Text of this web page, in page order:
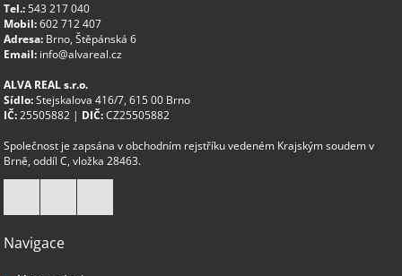
Tel.:543 217 040
Mobil:602 712 407
Adresa: Brno, Štěpánská 6
Email: info@alvareal.cz
ALVA REAL s.r.o.
Sídlo:Stejskalova 416/7, 615 00 Brno
IČ:25505882 | DIČ:CZ25505882
Společnost je zapsána v obchodním rejstříku vedeném Krajským soudem v
Brně, oddíl C, vložka 28463.
Navigace